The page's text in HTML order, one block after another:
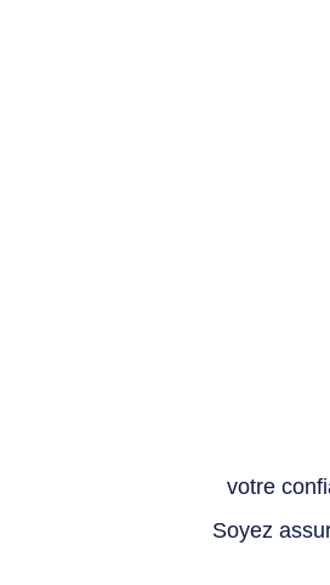
votre
Soyez